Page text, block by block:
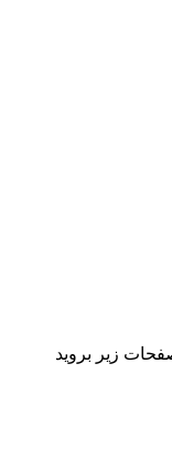
زیر بروید